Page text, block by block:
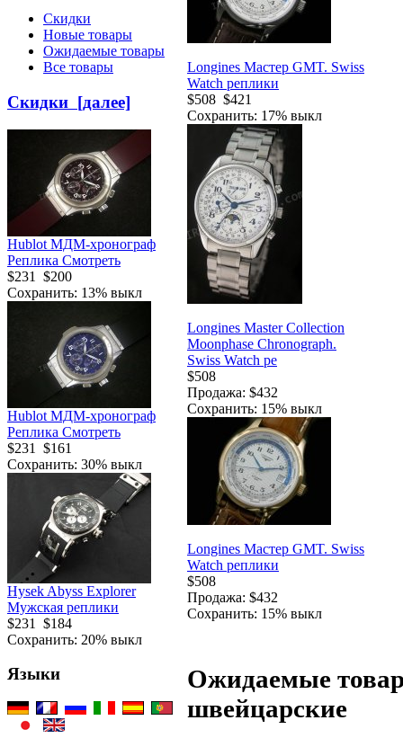
Скидки
Новые товары
Ожидаемые товары
Все товары
Скидки [далее]
Hublot МДМ-хронограф
Реплика Смотреть
$231
$200
Сохранить: 13% выкл
Hublot МДМ-хронограф
Реплика Смотреть
$231
$161
Сохранить: 30% выкл
Hysek Abyss Explorer
Мужская реплики
$231
$184
Сохранить: 20% выкл
Языки
Longines Мастер GMT. Swiss
Watch реплики
$508 $421
Сохранить: 17% выкл
Longines Master Collection
Moonphase Chronograph.
Swiss Watch ре
$508
Продажа: $432
Сохранить: 15% выкл
Longines Мастер GMT. Swiss
Watch реплики
$508
Продажа: $432
Сохранить: 15% выкл
Ожидаемые
швейцарские